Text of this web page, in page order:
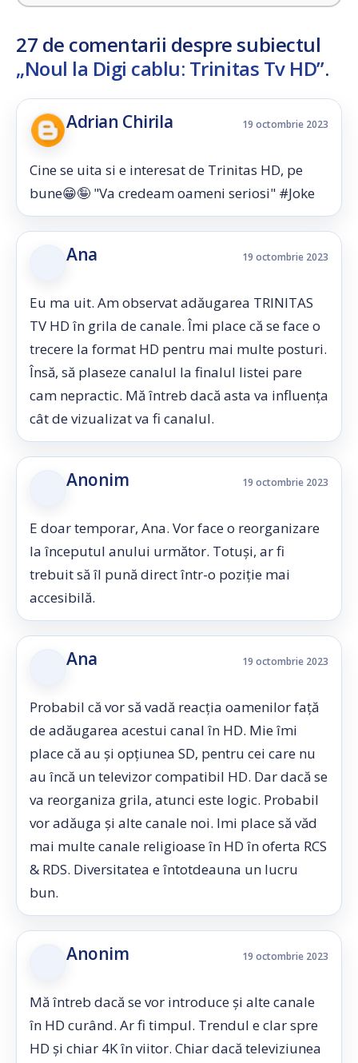
27 de comentarii despre subiectul
„Noul la Digi cablu: Trinitas Tv HD”.
Adrian Chirila 19 octombrie 2023
Cine se uita si e interesat de Trinitas HD, pe
bune😁🤪 "Va credeam oameni seriosi" #Joke
Ana 19 octombrie 2023
Eu ma uit. Am observat adăugarea TRINITAS
TV HD în grila de canale. Îmi place că se face o
trecere la format HD pentru mai multe posturi.
Însă, să plaseze canalul la finalul listei pare
cam nepractic. Mă întreb dacă asta va influența
cât de vizualizat va fi canalul.
Anonim 19 octombrie 2023
E doar temporar, Ana. Vor face o reorganizare
la începutul anului următor. Totuși, ar fi
trebuit să îl pună direct într-o poziție mai
accesibilă.
Ana 19 octombrie 2023
Probabil că vor să vadă reacția oamenilor față
de adăugarea acestui canal în HD. Mie îmi
place că au și opțiunea SD, pentru cei care nu
au încă un televizor compatibil HD. Dar dacă se
va reorganiza grila, atunci este logic. Probabil
vor adăuga și alte canale noi. Imi place să văd
mai multe canale religioase în HD în oferta RCS
& RDS. Diversitatea e întotdeauna un lucru
bun.
Anonim 19 octombrie 2023
Mă întreb dacă se vor introduce și alte canale
în HD curând. Ar fi timpul. Trendul e clar spre
HD și chiar 4K în viitor. Chiar dacă televiziunea